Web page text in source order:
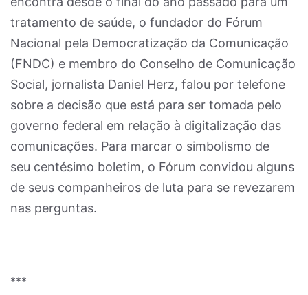
tratamento de saúde, o fundador do Fórum
Nacional pela Democratização da Comunicação
(FNDC) e membro do Conselho de Comunicação
Social, jornalista Daniel Herz, falou por telefone
sobre a decisão que está para ser tomada pelo
governo federal em relação à digitalização das
comunicações. Para marcar o simbolismo de
seu centésimo boletim, o Fórum convidou alguns
de seus companheiros de luta para se revezarem
nas perguntas.
***